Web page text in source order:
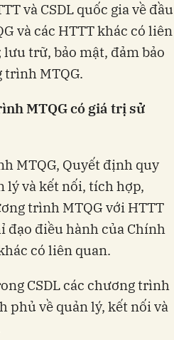
và CSDL quốc gia về đầu
và các HTTT khác có liên
trữ, bảo mật, đảm bảo
trình MTQG.
MTQG có giá trị sử
MTQG, Quyết định quy
lý và kết nối, tích hợp,
trình MTQG với HTTT
đạo điều hành của Chính
có liên quan.
CSDL các chương trình
phủ về quản lý, kết nối và